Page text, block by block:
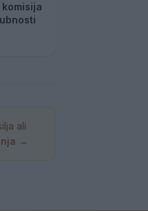
ali
→